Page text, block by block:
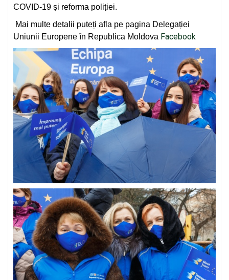
COVID-19 și reforma poliției.
Mai multe detalii puteți afla pe pagina Delegației
Uniunii Europene în Republica Moldova Facebook